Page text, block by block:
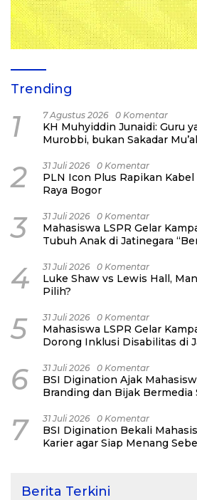
Trending
1 7 Agustus 2026 0 Komentar
KH Muhyiddin Junaidi: Guru
Murobbi, bukan Sakadar
2 31 Juli 2026 0 Komentar
PLN Icon Plus Rapikan
Raya Bogor
3 31 Juli 2026 0 Komentar
Mahasiswa LSPR Gelar
Tubuh Anak di Jatinegara
4 31 Juli 2026 0 Komentar
Luke Shaw vs Lewis Hall,
Pilih?
5 31 Juli 2026 0 Komentar
Mahasiswa LSPR Gelar
Dorong Inklusi Disabilitas di
6 31 Juli 2026 0 Komentar
BSI Digination Ajak
Branding dan Bijak Bermedia
7 31 Juli 2026 0 Komentar
BSI Digination Bekali
Karier agar Siap Menang
Berita Terkini